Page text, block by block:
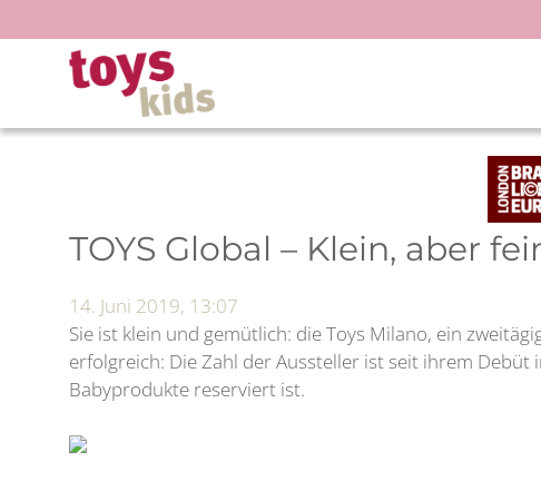
Inhalt
springen
TOYS Global – Klein, aber
14. Juni 2019, 13:07
Sie ist klein und gemütlich: die Toys Milano, ein
erfolgreich: Die Zahl der Aussteller ist seit ihrem Debüt
Babyprodukte reserviert ist.